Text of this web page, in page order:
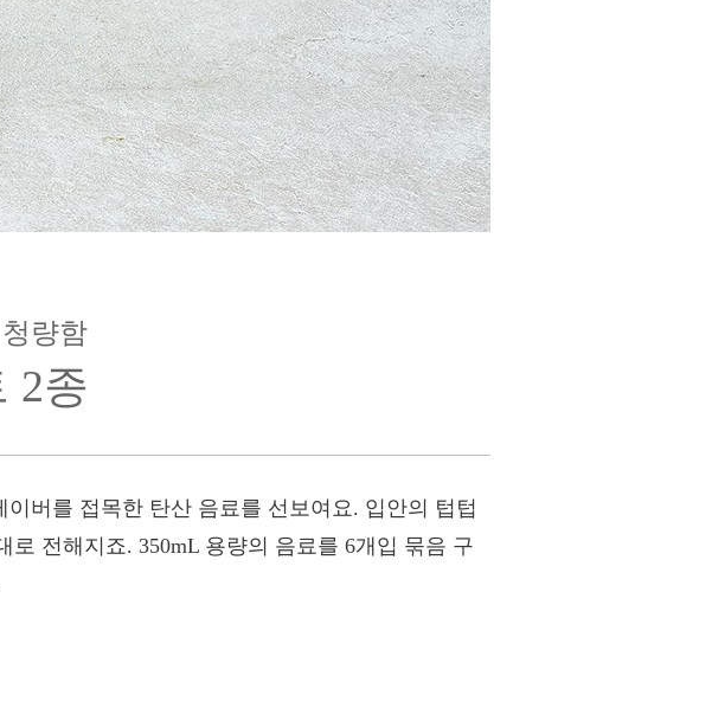
량함
2종
버를 접목한 탄산 음료를 선보여요. 입안의 텁텁
전해지죠. 350mL 용량의 음료를 6개입 묶음 구